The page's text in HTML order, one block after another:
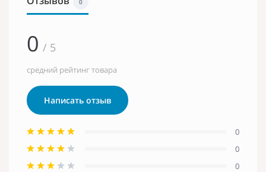
0
0 / 5
средний рейтинг товара
Написать отзыв
0
0
0